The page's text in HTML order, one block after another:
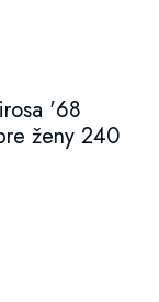
'68
ženy 240